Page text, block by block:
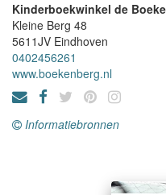
Kinderboekwinkel de
Kleine Berg 48
5611JV Eindhoven
0402456261
www.boekenberg.nl
Informatiebronnen